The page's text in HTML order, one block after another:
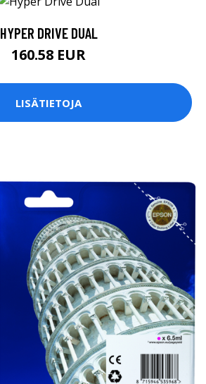
HYPER DRIVE DUAL
160.58 EUR
LISÄTIETOJA